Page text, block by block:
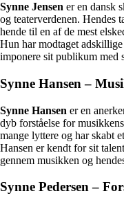
Synne Jensen er en dansk
og teaterverdenen. Hendes
hende til en af de mest
Hun har modtaget
imponere sit publikum med
Synne Hansen –
Synne Hansen er en
dyb forståelse for
mange lyttere og har skabt
Hansen er kendt for sit
gennem musikken og
Synne Pedersen –